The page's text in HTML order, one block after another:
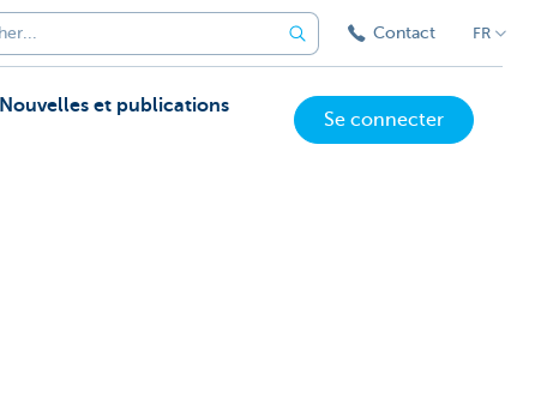
Contact FR
Nouvelles et publications
Se connecter